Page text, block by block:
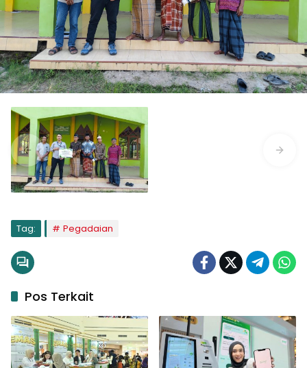
Tag: Pegadaian
Pos Terkait